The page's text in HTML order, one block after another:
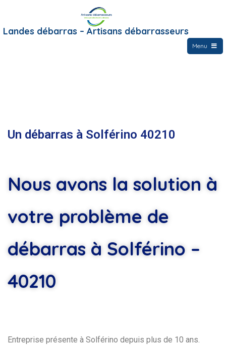
Landes débarras – Artisans débarrasseurs
Menu
Un débarras à Solférino 40210
Nous avons la solution à
votre problème de
débarras à Solférino –
40210
Entreprise présente à Solférino depuis plus de 10 ans.